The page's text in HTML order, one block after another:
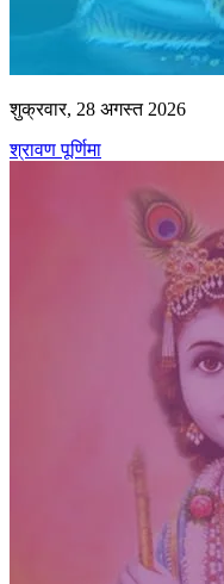
शुक्रवार, 28 अगस्त 2026
श्रावण पूर्णिमा